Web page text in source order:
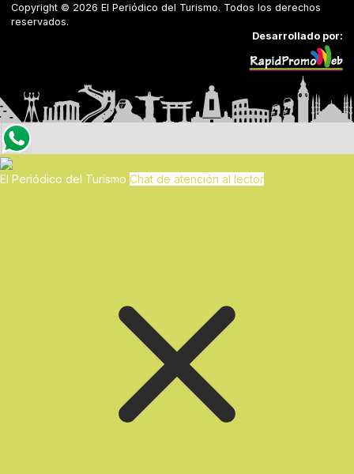
Copyright © 2026 El Periódico del Turismo. Todos los derechos
reservados.
Desarrollado por:
El Periódico del Turismo Chat de atención al lector